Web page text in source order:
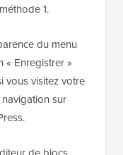
1.
du menu
« Enregistrer »
vous visitez votre
sur